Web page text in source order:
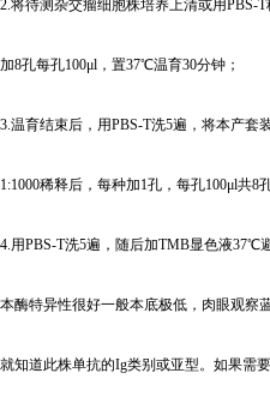
2.将待测杂交瘤细胞株培养上清或用PBS-
加8孔每孔100μl，置37℃温育30分钟；
3.温育结束后，用PBS-T洗5遍，将本产套
1:1000稀释后，每种加1孔，每孔100μl共8
4.用PBS-T洗5遍，随后加TMB显色液37℃
本酶特异性很好一般本底极低，肉眼观察
就知道此株单抗的Ig类别或亚型。如果需